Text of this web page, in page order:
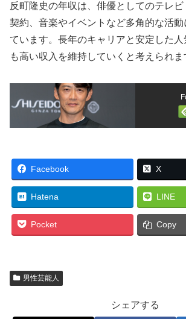
反町隆史の年収は、俳優としてのテレ
契約、音楽やイベントなど多角的な活
ています。長年のキャリアと安定した
も高い収入を維持していくと考えられま
Facebook X
Hatena LINE
Pocket Copy
男性芸能人
シェアする